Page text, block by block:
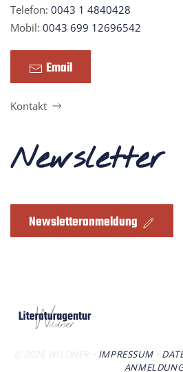
Telefon: 0043 1 4840428
Mobil: 0043 699 12696542
Email
Kontakt
Newsletter
Newsletteranmeldung
2026 WILDNER • IMPRESSUM•